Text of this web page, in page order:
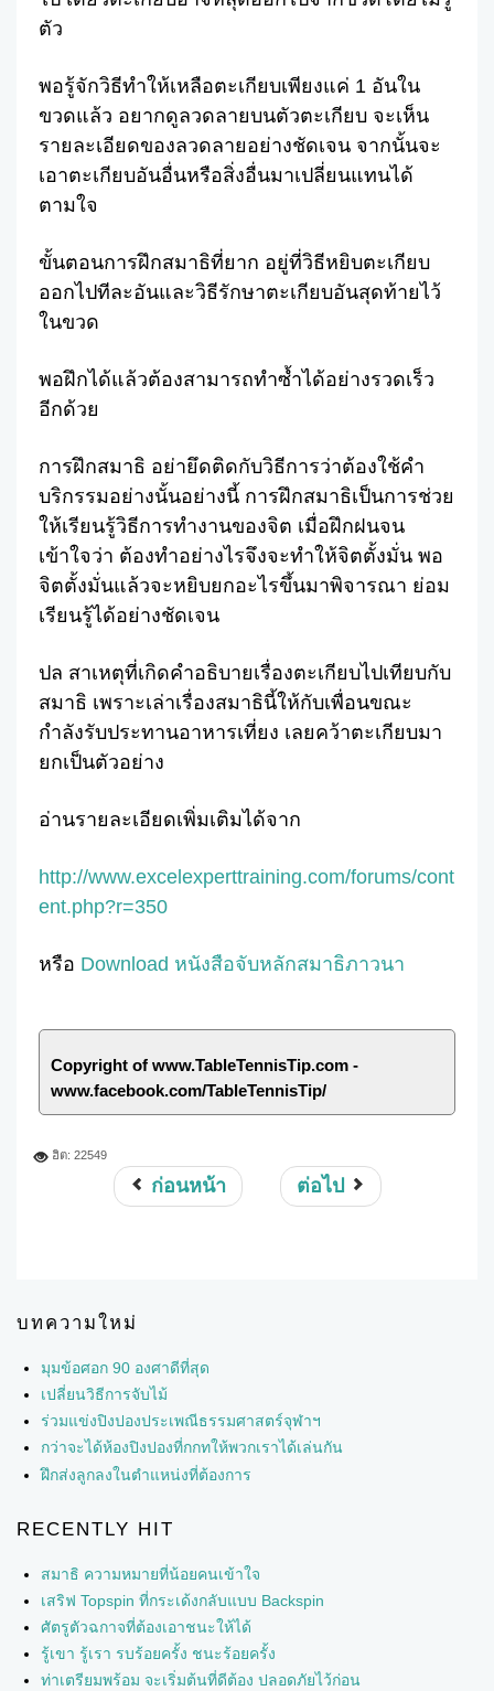
ตัว
พอรู้จักวิธีทำให้เหลือตะเกียบเพียงแค่ 1 อันใน
ขวดแล้ว อยากดูลวดลายบนตัวตะเกียบ จะเห็น
รายละเอียดของลวดลายอย่างชัดเจน จากนั้นจะ
เอาตะเกียบอันอื่นหรือสิ่งอื่นมาเปลี่ยนแทนได้
ตามใจ
ขั้นตอนการฝึกสมาธิที่ยาก อยู่ที่วิธีหยิบตะเกียบ
ออกไปทีละอันและวิธีรักษาตะเกียบอันสุดท้ายไว้
ในขวด
พอฝึกได้แล้วต้องสามารถทำซ้ำได้อย่างรวดเร็ว
อีกด้วย
การฝึกสมาธิ อย่ายึดติดกับวิธีการว่าต้องใช้คำ
บริกรรมอย่างนั้นอย่างนี้ การฝึกสมาธิเป็นการช่วย
ให้เรียนรู้วิธีการทำงานของจิต เมื่อฝึกฝนจน
เข้าใจว่า ต้องทำอย่างไรจึงจะทำให้จิตตั้งมั่น พอ
จิตตั้งมั่นแล้วจะหยิบยกอะไรขึ้นมาพิจารณา ย่อม
เรียนรู้ได้อย่างชัดเจน
ปล สาเหตุที่เกิดคำอธิบายเรื่องตะเกียบไปเทียบกับ
สมาธิ เพราะเล่าเรื่องสมาธินี้ให้กับเพื่อนขณะ
กำลังรับประทานอาหารเที่ยง เลยคว้าตะเกียบมา
ยกเป็นตัวอย่าง
อ่านรายละเอียดเพิ่มเติมได้จาก
http://www.excelexperttraining.com/forums/cont
ent.php?r=350
หรือ Download หนังสือจับหลักสมาธิภาวนา
Copyright of www.TableTennisTip.com -
www.facebook.com/TableTennisTip/
ฮิต: 22549
ก่อนหน้า ต่อไป
บทความใหม่
มุมข้อศอก 90 องศาดีที่สุด
เปลี่ยนวิธีการจับไม้
ร่วมแข่งปิงปองประเพณีธรรมศาสตร์จุฬาฯ
กว่าจะได้ห้องปิงปองที่กกทให้พวกเราได้เล่นกัน
ฝึกส่งลูกลงในตำแหน่งที่ต้องการ
RECENTLY HIT
สมาธิ ความหมายที่น้อยคนเข้าใจ
เสริฟ Topspin ที่กระเด้งกลับแบบ Backspin
ศัตรูตัวฉกาจที่ต้องเอาชนะให้ได้
รู้เขา รู้เรา รบร้อยครั้ง ชนะร้อยครั้ง
ท่าเตรียมพร้อม จะเริ่มต้นที่ดีต้อง ปลอดภัยไว้ก่อน